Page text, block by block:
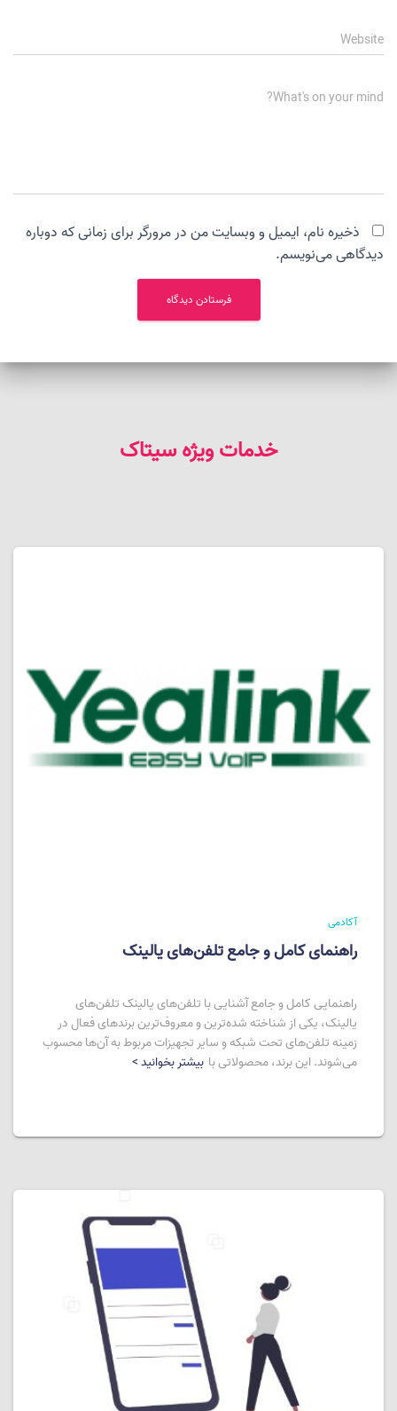
Website
What's on your mind?
ذخیره نام، ایمیل و وبسایت من در مرورگر برای زمانی که دوباره
دیدگاهی می‌نویسم.
خدمات ویژه سیتاک
آکادمی
راهنمای کامل و جامع تلفن‌های یالینک
راهنمایی کامل و جامع آشنایی با تلفن‌های یالینک تلفن‌های
یالینک، یکی از شناخته شده‌ترین و معروف‌ترین برندهای فعال در
زمینه تلفن‌های تحت شبکه و سایر تجهیزات مربوط به آن‌ها محسوب
می‌شوند. این برند، محصولاتی با بیشتر بخوانید >